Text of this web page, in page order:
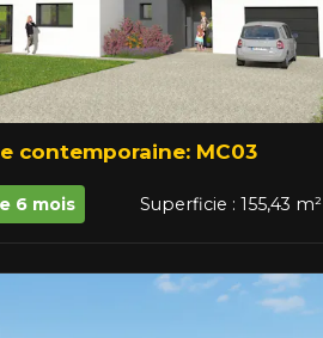
contemporaine: MC03
6 mois Superficie : 155,43 m²